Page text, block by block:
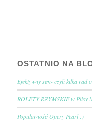
OSTATNIO NA
Efektywny sen- czyli kilka rad
ROLETY RZYMSKIE w Plisy
Popularność Opery Pearl :)